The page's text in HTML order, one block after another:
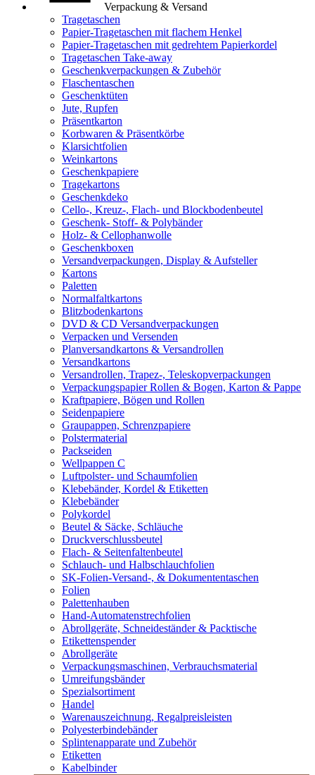
Verpackung & Versand
Tragetaschen
Papier-Tragetaschen mit flachem Henkel
Papier-Tragetaschen mit gedrehtem Papierkordel
Tragetaschen Take-away
Geschenkverpackungen & Zubehör
Flaschentaschen
Geschenktüten
Jute, Rupfen
Präsentkarton
Korbwaren & Präsentkörbe
Klarsichtfolien
Weinkartons
Geschenkpapiere
Tragekartons
Geschenkdeko
Cello-, Kreuz-, Flach- und Blockbodenbeutel
Geschenk- Stoff- & Polybänder
Holz- & Cellophanwolle
Geschenkboxen
Versandverpackungen, Display & Aufsteller
Kartons
Paletten
Normalfaltkartons
Blitzbodenkartons
DVD & CD Versandverpackungen
Verpacken und Versenden
Planversandkartons & Versandrollen
Versandkartons
Versandrollen, Trapez-, Teleskopverpackungen
Verpackungspapier Rollen & Bogen, Karton & Pappe
Kraftpapiere, Bögen und Rollen
Seidenpapiere
Graupappen, Schrenzpapiere
Polstermaterial
Packseiden
Wellpappen C
Luftpolster- und Schaumfolien
Klebebänder, Kordel & Etiketten
Klebebänder
Polykordel
Beutel & Säcke, Schläuche
Druckverschlussbeutel
Flach- & Seitenfaltenbeutel
Schlauch- und Halbschlauchfolien
SK-Folien-Versand-, & Dokumententaschen
Folien
Palettenhauben
Hand-Automatenstrechfolien
Abrollgeräte, Schneideständer & Packtische
Etikettenspender
Abrollgeräte
Verpackungsmaschinen, Verbrauchsmaterial
Umreifungsbänder
Spezialsortiment
Handel
Warenauszeichnung, Regalpreisleisten
Polyesterbindebänder
Splintenapparate und Zubehör
Etiketten
Kabelbinder